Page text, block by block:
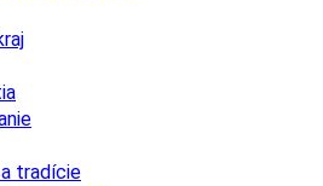
tradície